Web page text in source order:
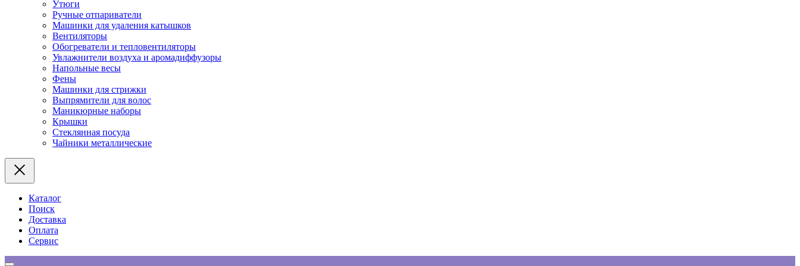
Утюги
Ручные отпариватели
Машинки для удаления катышков
Вентиляторы
Обогреватели и тепловентиляторы
Увлажнители воздуха и аромадиффузоры
Напольные весы
Фены
Машинки для стрижки
Выпрямители для волос
Маникюрные наборы
Крышки
Стеклянная посуда
Чайники металлические
Каталог
Поиск
Доставка
Оплата
Сервис